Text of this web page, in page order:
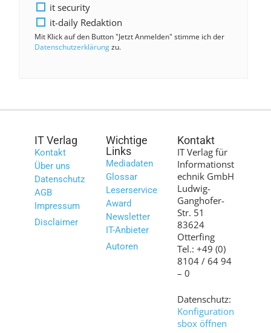
it security
it-daily Redaktion
Mit Klick auf den Button "Jetzt Anmelden" stimme ich der
Datenschutzerklärungzu.
IT Verlag
Kontakt
Über uns
Datenschutz
AGB
Impressum
Disclaimer
Wichtige
Links
Mediadaten
Glossar
Leserservice
Award
Newsletter
IT-Anbieter
Autoren
Kontakt
IT Verlag für
Informationst
echnik GmbH
Ludwig-
Ganghofer-
Str. 51
83624
Otterfing
Tel.: +49 (0)
8104 / 64 94
– 0
Datenschutz:
Konfiguration
sbox öffnen